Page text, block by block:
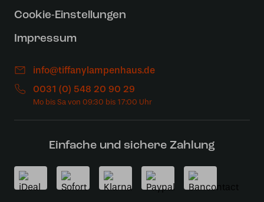
Cookie-Einstellungen
Impressum
info@tiffanylampenhaus.de
0031 (0) 548 20 90 29
Einfache und sichere Zahlung